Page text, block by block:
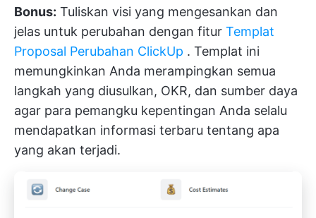
Bonus: Tuliskan visi yang mengesankan dan
jelas untuk perubahan dengan fitur Templat
Proposal Perubahan ClickUp . Templat ini
memungkinkan Anda merampingkan semua
langkah yang diusulkan, OKR, dan sumber daya
agar para pemangku kepentingan Anda selalu
mendapatkan informasi terbaru tentang apa
yang akan terjadi.